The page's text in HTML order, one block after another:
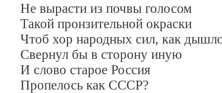
Не вырасти из почвы голосом
Такой пронзительной окраски
Чтоб хор народных сил, как
Свернул бы в сторону иную
И слово старое Россия
Пропелось как СССР?